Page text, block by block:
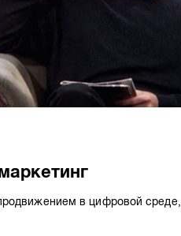
в цифровой среде,